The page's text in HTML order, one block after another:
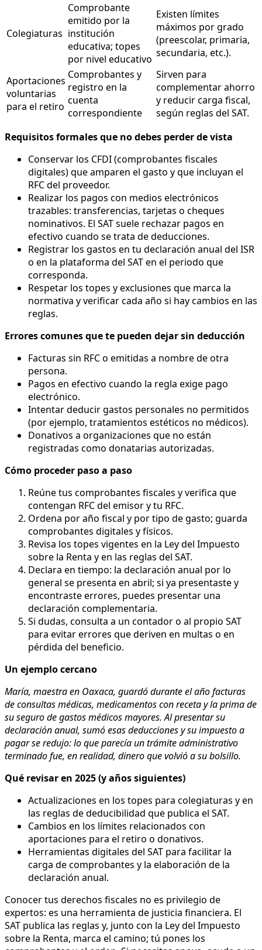
Colegiaturas
Comprobante
emitido por la
institución
educativa; topes
por nivel educativo
Existen límites
máximos por grado
(preescolar, primaria,
secundaria, etc.).
Aportaciones
voluntarias
para el retiro
Comprobantes y
registro en la
cuenta
correspondiente
Sirven para
complementar ahorro
y reducir carga fiscal,
según reglas del SAT.
Requisitos formales que no debes perder de vista
Conservar los CFDI (comprobantes fiscales
digitales) que amparen el gasto y que incluyan el
RFC del proveedor.
Realizar los pagos con medios electrónicos
trazables: transferencias, tarjetas o cheques
nominativos. El SAT suele rechazar pagos en
efectivo cuando se trata de deducciones.
Registrar los gastos en tu declaración anual del ISR
o en la plataforma del SAT en el periodo que
corresponda.
Respetar los topes y exclusiones que marca la
normativa y verificar cada año si hay cambios en las
reglas.
Errores comunes que te pueden dejar sin deducción
Facturas sin RFC o emitidas a nombre de otra
persona.
Pagos en efectivo cuando la regla exige pago
electrónico.
Intentar deducir gastos personales no permitidos
(por ejemplo, tratamientos estéticos no médicos).
Donativos a organizaciones que no están
registradas como donatarias autorizadas.
Cómo proceder paso a paso
Reúne tus comprobantes fiscales y verifica que
contengan RFC del emisor y tu RFC.
Ordena por año fiscal y por tipo de gasto; guarda
comprobantes digitales y físicos.
Revisa los topes vigentes en la Ley del Impuesto
sobre la Renta y en las reglas del SAT.
Declara en tiempo: la declaración anual por lo
general se presenta en abril; si ya presentaste y
encontraste errores, puedes presentar una
declaración complementaria.
Si dudas, consulta a un contador o al propio SAT
para evitar errores que deriven en multas o en
pérdida del beneficio.
Un ejemplo cercano
María, maestra en Oaxaca, guardó durante el año facturas
de consultas médicas, medicamentos con receta y la prima de
su seguro de gastos médicos mayores. Al presentar su
declaración anual, sumó esas deducciones y su impuesto a
pagar se redujo: lo que parecía un trámite administrativo
terminado fue, en realidad, dinero que volvió a su bolsillo.
Qué revisar en 2025 (y años siguientes)
Actualizaciones en los topes para colegiaturas y en
las reglas de deducibilidad que publica el SAT.
Cambios en los límites relacionados con
aportaciones para el retiro o donativos.
Herramientas digitales del SAT para facilitar la
carga de comprobantes y la elaboración de la
declaración anual.
Conocer tus derechos fiscales no es privilegio de
expertos: es una herramienta de justicia financiera. El
SAT publica las reglas y, junto con la Ley del Impuesto
sobre la Renta, marca el camino; tú pones los